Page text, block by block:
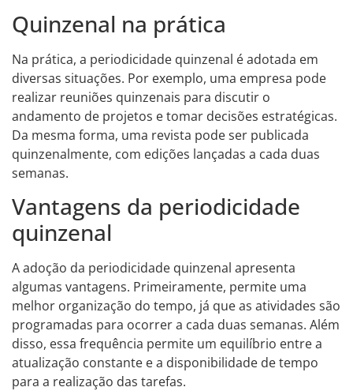
Quinzenal na prática
Na prática, a periodicidade quinzenal é adotada em
diversas situações. Por exemplo, uma empresa pode
realizar reuniões quinzenais para discutir o
andamento de projetos e tomar decisões estratégicas.
Da mesma forma, uma revista pode ser publicada
quinzenalmente, com edições lançadas a cada duas
semanas.
Vantagens da periodicidade
quinzenal
A adoção da periodicidade quinzenal apresenta
algumas vantagens. Primeiramente, permite uma
melhor organização do tempo, já que as atividades são
programadas para ocorrer a cada duas semanas. Além
disso, essa frequência permite um equilíbrio entre a
atualização constante e a disponibilidade de tempo
para a realização das tarefas.